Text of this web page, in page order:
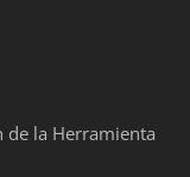
la Herramienta